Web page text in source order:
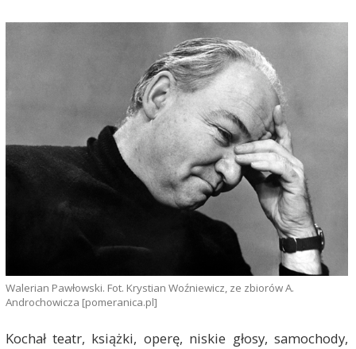
Walerian Pawłowski. Fot. Krystian Woźniewicz, ze zbiorów A.
Androchowicza [pomeranica.pl]
Kochał teatr, książki, operę, niskie głosy, samochody,